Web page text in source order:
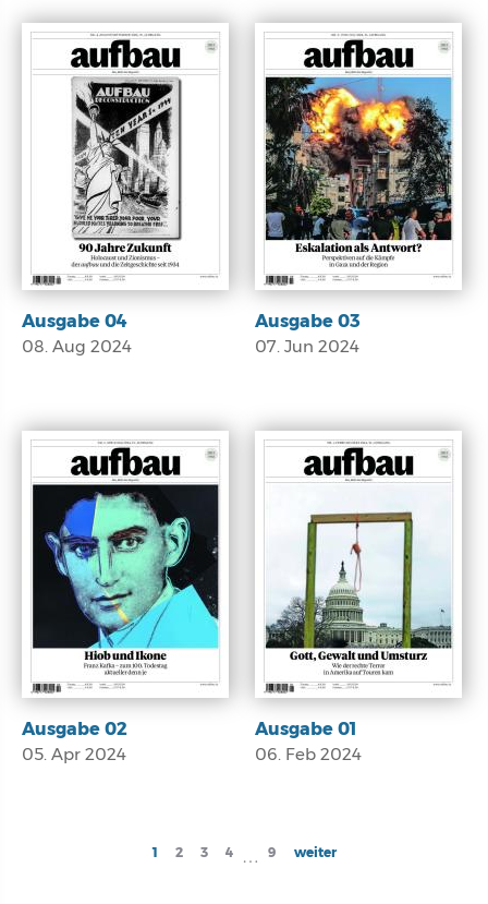
E-Paper E-Paper
Ausgabe 04
08. Aug 2024
Ausgabe 03
07. Jun 2024
Ausgabe 02
05. Apr 2024
Ausgabe 01
06. Feb 2024
Seitennummerierung
Current
1 Page
2 Page
3 Page
4 … Page
9
Next
weiter